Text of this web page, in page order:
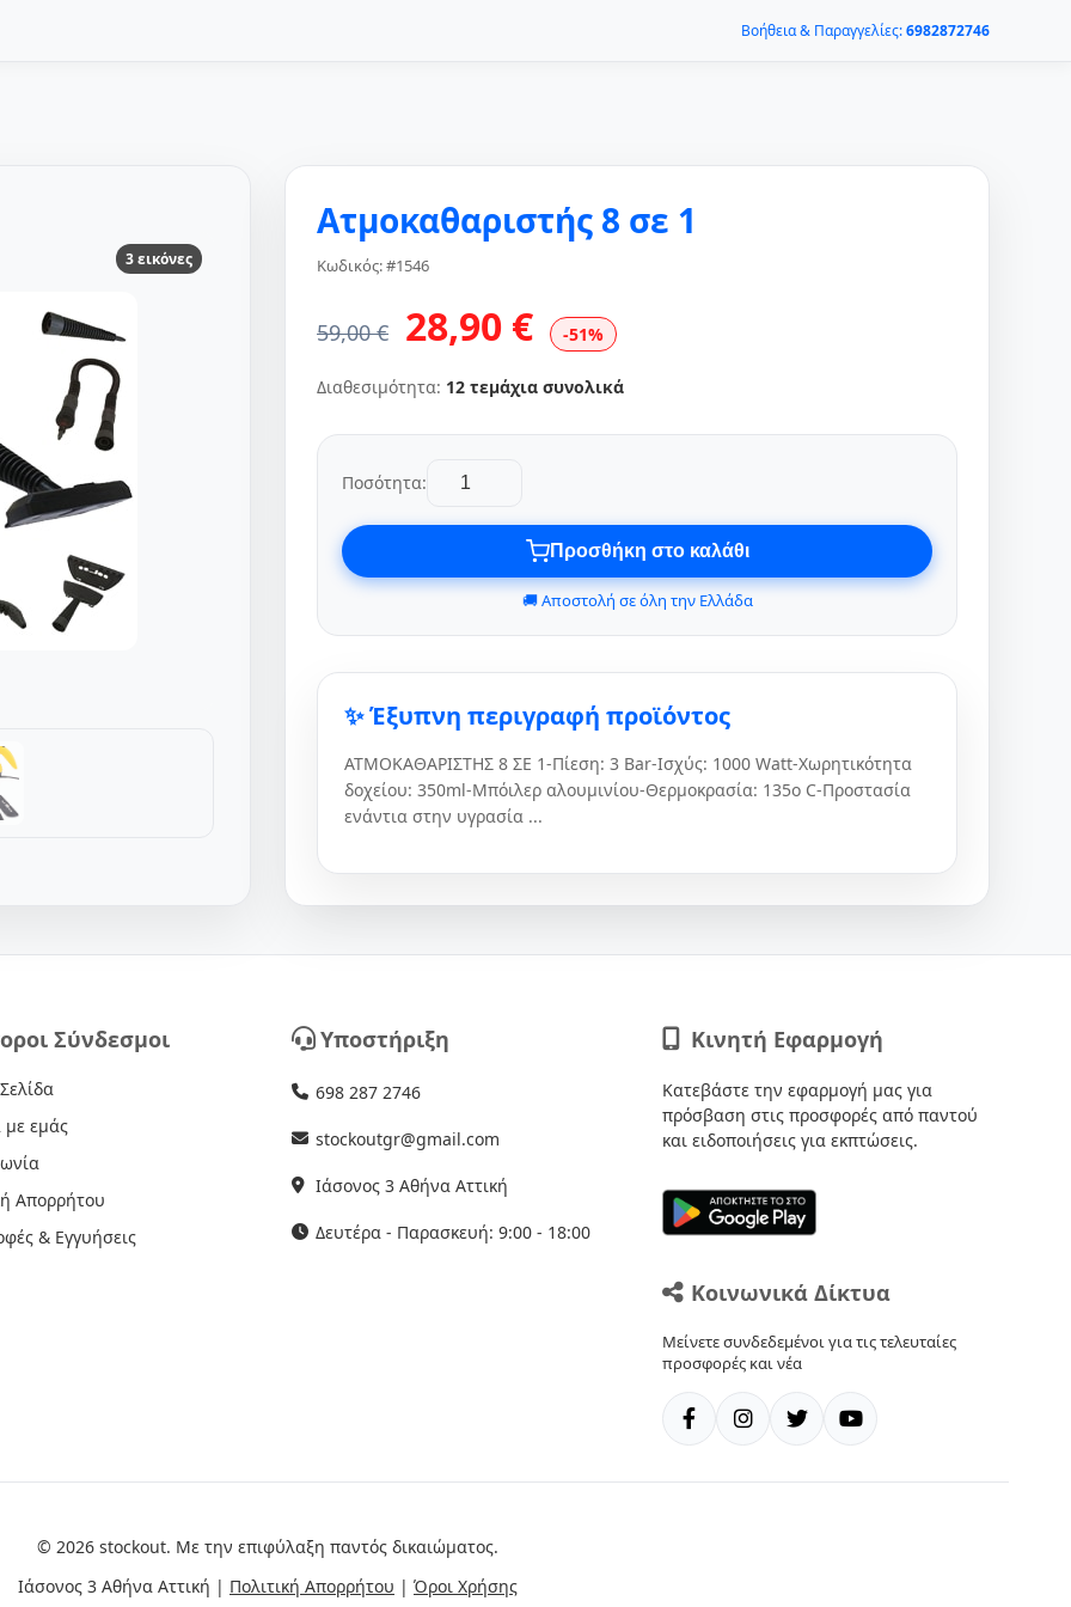
Βοήθεια & Παραγγελίες:6982872746
3 εικόνες
Ατμοκαθαριστής 8 σε 1
Κωδικός: #1546
59,00 € 28,90 € -51%
Διαθεσιμότητα: 12 τεμάχια συνολικά
Ποσότητα:
Προσθήκη στο καλάθι
🚚 Αποστολή σε όλη την Ελλάδα
✨ Έξυπνη περιγραφή προϊόντος
ΑΤΜΟΚΑΘΑΡΙΣΤΗΣ 8 ΣΕ 1-Πίεση: 3 Bar-Ισχύς: 1000 Watt-Χωρητικότητα
δοχείου: 350ml-Μπόιλερ αλουμινίου-Θερμοκρασία: 135ο C-Προστασία
ενάντια στην υγρασία ...
Σύνδεσμοι
με εμάς
Απορρήτου
& Εγγυήσεις
Υποστήριξη
698 287 2746
stockoutgr@gmail.com
Ιάσονος 3 Αθήνα Αττική
Δευτέρα - Παρασκευή: 9:00 - 18:00
Κινητή Εφαρμογή
Κατεβάστε την εφαρμογή μας για
πρόσβαση στις προσφορές από παντού
και ειδοποιήσεις για εκπτώσεις.
Κοινωνικά Δίκτυα
Μείνετε συνδεδεμένοι για τις τελευταίες
προσφορές και νέα
© 2026 stockout. Με την επιφύλαξη παντός δικαιώματος.
Ιάσονος 3 Αθήνα Αττική | Πολιτική Απορρήτου | Όροι Χρήσης